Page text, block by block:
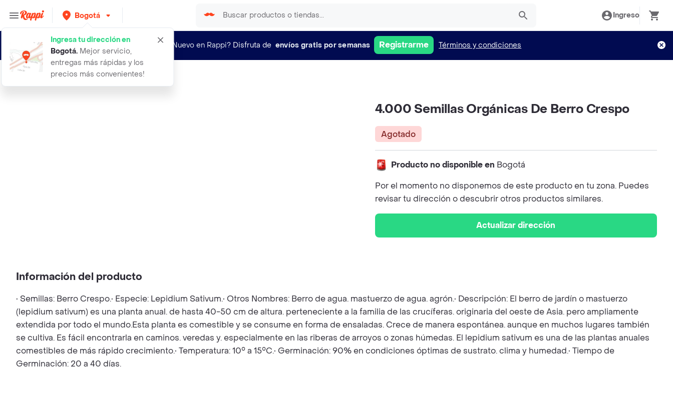
Bogotá
Ingresa tu dirección en
Bogotá. Mejor servicio,
entregas más rápidas y los
precios más convenientes!
Ingreso
¿Nuevo en Rappi? Disfruta de envíos gratis por semanas Registrarme Términos y condiciones
4000 semillas organicas de berro cr
4.000 Semillas Orgánicas De Berro Crespo
Agotado
Producto no disponible en Bogotá
Por el momento no disponemos de este producto en tu zona. Puedes
revisar tu dirección o descubrir otros productos similares.
Actualizar dirección
Información del producto
• Semillas: Berro Crespo.• Especie: Lepidium Sativum.• Otros Nombres: Berro de agua. mastuerzo de agua. agrón.• Descripción: El berro de jardín o mastuerzo
(lepidium sativum) es una planta anual. de hasta 40-50 cm de altura. perteneciente a la familia de las crucíferas. originaria del oeste de Asia. pero ampliamente
extendida por todo el mundo.Esta planta es comestible y se consume en forma de ensaladas. Crece de manera espontánea. aunque en muchos lugares también
se cultiva. Es fácil encontrarla en caminos. veredas y. especialmente en las riberas de arroyos o zonas húmedas. El lepidium sativum es una de las plantas anuales
comestibles de más rápido crecimiento.• Temperatura: 10° a 15°C.• Germinación: 90% en condiciones óptimas de sustrato. clima y humedad.• Tiempo de
Germinación: 20 a 40 días.